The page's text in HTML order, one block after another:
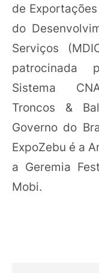
de
do
Serviços
patrocinada
Sistema
Troncos &
Governo do
ExpoZebu é a
a Geremia
Mobi.